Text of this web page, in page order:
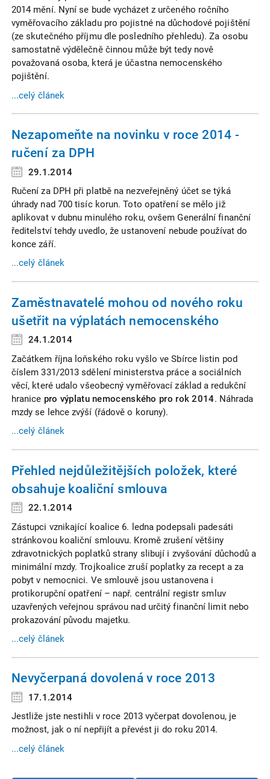
2014 mění. Nyní se bude vycházet z určeného ročního
vyměřovacího základu pro pojistné na důchodové pojištění
(ze skutečného příjmu dle posledního přehledu). Za osobu
samostatně výdělečně činnou může být tedy nově
považovaná osoba, která je účastna nemocenského
pojištění.
...celý článek
Nezapomeňte na novinku v roce 2014 -
ručení za DPH
29.1.2014
Ručení za DPH při platbě na nezveřejněný účet se týká
úhrady nad 700 tisíc korun. Toto opatření se mělo již
aplikovat v dubnu minulého roku, ovšem Generální finanční
ředitelství tehdy uvedlo, že ustanovení nebude používat do
konce září.
...celý článek
Zaměstnavatelé mohou od nového roku
ušetřit na výplatách nemocenského
24.1.2014
Začátkem října loňského roku vyšlo ve Sbírce listin pod
číslem 331/2013 sdělení ministerstva práce a sociálních
věcí, které udalo všeobecný vyměřovací základ a redukční
hranice pro výplatu nemocenského pro rok 2014. Náhrada
mzdy se lehce zvýší (řádově o koruny).
...celý článek
Přehled nejdůležitějších položek, které
obsahuje koaliční smlouva
22.1.2014
Zástupci vznikající koalice 6. ledna podepsali padesáti
stránkovou koaliční smlouvu. Kromě zrušení většiny
zdravotnických poplatků strany slibují i zvyšování důchodů a
minimální mzdy. Trojkoalice zruší poplatky za recept a za
pobyt v nemocnici. Ve smlouvě jsou ustanovena i
protikorupční opatření – např. centrální registr smluv
uzavřených veřejnou správou nad určitý finanční limit nebo
prokazování původu majetku.
...celý článek
Nevyčerpaná dovolená v roce 2013
17.1.2014
Jestliže jste nestihli v roce 2013 vyčerpat dovolenou, je
možnost, jak o ní nepřijít a převést ji do roku 2014.
...celý článek